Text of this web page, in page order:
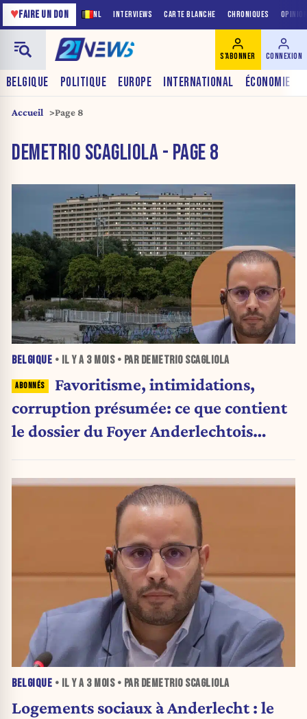
NL INTERVIEWS CARTE BLANCHE CHRONIQUES
♥FAIRE UN DON
BELGIQUE POLITIQUE EUROPE INTERNATIONAL ÉCONOMIE
S'ABONNER CONNEXION
Accueil Page 8
DEMETRIO SCAGLIOLA - PAGE 8
BELGIQUE • IL Y A 3 MOIS• PAR DEMETRIO SCAGLIOLA
Favoritisme, intimidations,
corruption présumée: ce que contient
le dossier du Foyer Anderlechtois
BELGIQUE • IL Y A 3 MOIS• PAR DEMETRIO SCAGLIOLA
Logements sociaux à Anderlecht : le